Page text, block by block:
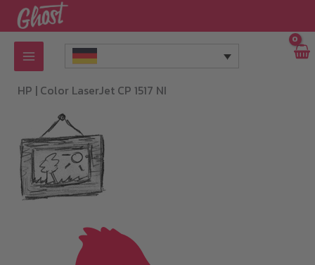
Zum
Inhalt
springen
HP | Color LaserJet CP 1517 NI